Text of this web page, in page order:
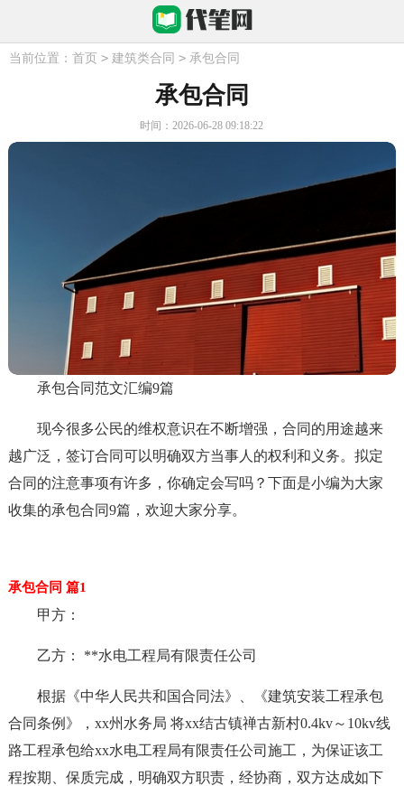
当前位置： 首页 > 建筑类合同 > 承包合同
承包合同
时间：2026-06-28 09:18:22
承包合同范文汇编9篇
现今很多公民的维权意识在不断增强，合同的用途越来
越广泛，签订合同可以明确双方当事人的权利和义务。拟定
合同的注意事项有许多，你确定会写吗？下面是小编为大家
收集的承包合同9篇，欢迎大家分享。
承包合同 篇1
甲方：
乙方： **水电工程局有限责任公司
根据《中华人民共和国合同法》、《建筑安装工程承包
合同条例》，xx州水务局 将xx结古镇禅古新村0.4kv～10kv线
路工程承包给xx水电工程局有限责任公司施工，为保证该工
程按期、保质完成，明确双方职责，经协商，双方达成如下